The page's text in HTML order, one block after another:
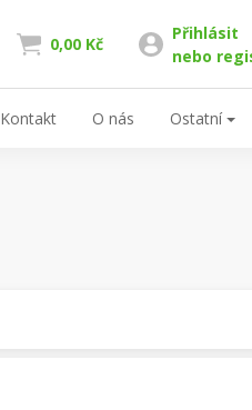
0,00 Kč
Přihlásit
nebo
Kontakt O nás Ostatní